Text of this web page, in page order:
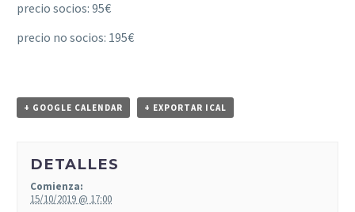
precio socios: 95€
precio no socios: 195€
+ GOOGLE CALENDAR + EXPORTAR ICAL
DETALLES
Comienza:
15/10/2019 @ 17:00